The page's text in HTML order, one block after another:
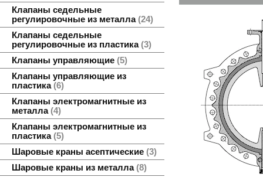
Клапаны седельные
регулировочные из металла 24
Клапаны седельные
регулировочные из пластика 3
Клапаны управляющие 5
Клапаны управляющие из
пластика 6
Клапаны электромагнитные из
металла 4
Клапаны электромагнитные из
пластика 5
Шаровые краны асептические 3
Шаровые краны из металла 8